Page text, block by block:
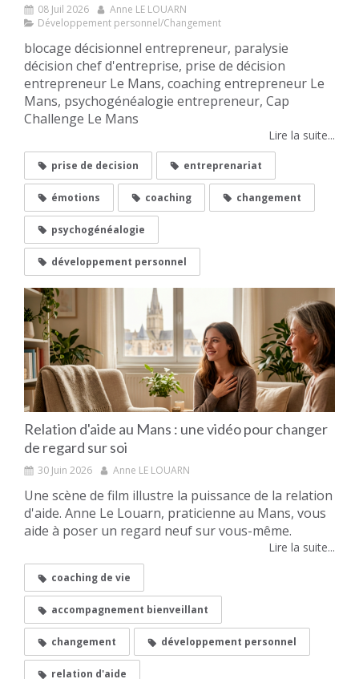
08 Juil 2026
Anne LE LOUARN
Développement personnel/Changement
blocage décisionnel entrepreneur, paralysie
décision chef d'entreprise, prise de décision
entrepreneur Le Mans, coaching entrepreneur Le
Mans, psychogénéalogie entrepreneur, Cap
Challenge Le Mans
Lire la suite...
prise de decision entreprenariat
émotions coaching changement
psychogénéalogie
développement personnel
Relation d'aide au Mans : une vidéo pour changer
de regard sur soi
30 Juin 2026 Anne LE LOUARN
Une scène de film illustre la puissance de la relation
d'aide. Anne Le Louarn, praticienne au Mans, vous
aide à poser un regard neuf sur vous-même.
Lire la suite...
coaching de vie
accompagnement bienveillant
changement développement personnel
relation d'aide